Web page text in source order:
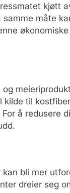
kjøtt
måte
til
å redusere
bli mer
dreier seg